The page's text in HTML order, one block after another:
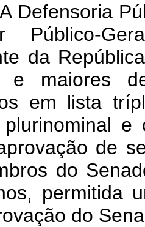
A Defensoria
Público-
da
e maiores
em lista
plurinominal e
de
do
permitida
do